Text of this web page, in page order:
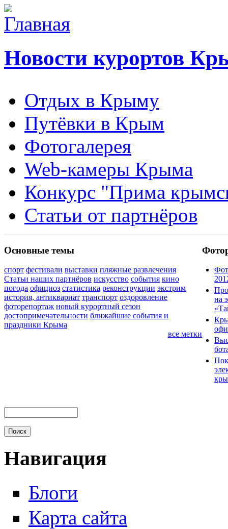
Новости курортов
Отдых в Крыму
Путёвки в Крым
Фотогалерея
Web-камеры Крыма
Конкурс "Прима
Статьи от партнёров
Основные темы
спорт фестивали выставки пляжные развлечения
Статьи наших партнёров искусство события кино
погода официоз статистика реконструкции экстрим
история, антиквариат транспорт оздоровление
фоторепортаж новый курортный сезон
достопримечательности ближайшие события и
праздники Крыма
все метки
на
Навигация
Блоги
Карта сайта